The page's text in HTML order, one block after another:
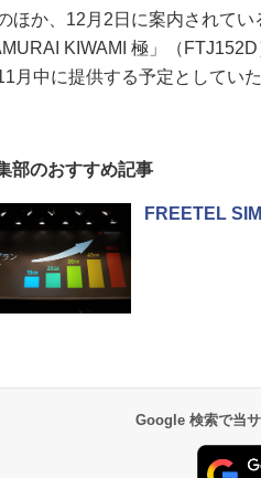
ほか、12月2日に案内されてい
KIWAMI 極」（
月中に提供する予定としてい
部のおすすめ記事
FREETEL
Google 検索で当